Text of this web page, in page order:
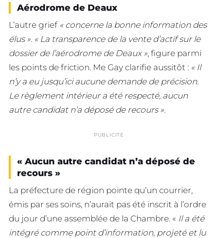
Aérodrome de Deaux
L’autre grief « concerne la bonne information des
élus ». « La transparence de la vente d’actif sur le
dossier de l’aérodrome de Deaux », figure parmi
les points de friction. Me Gay clarifie aussitôt : « Il
n’y a eu jusqu’ici aucune demande de précision.
Le règlement intérieur a été respecté, aucun
autre candidat n’a déposé de recours ».
PUBLICITÉ
« Aucun autre candidat n’a déposé de
recours »
La préfecture de région pointe qu’un courrier,
émis par ses soins, n’aurait pas été inscrit à l’ordre
du jour d’une assemblée de la Chambre. « Il a été
intégré comme point d’information, projeté et lu